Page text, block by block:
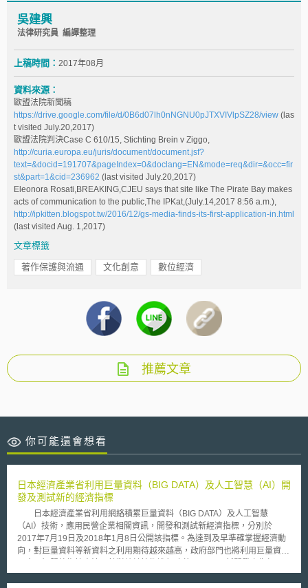
吳建興
法律研究員 編譯整理
上稿時間： 2017年08月
資料來源：
歐盟法院新聞稿
https://drive.google.com/file/d/0B6d07lh0nNGNU0pJTXVIVlpSZ28/view (las
t visited July.20,2017)
歐盟法院判決Case C 610/15, Stichting Brein v Ziggo,
http://curia.europa.eu/juris/document/document.jsf?
text=&docid=191707&pageIndex=0&doclang=EN&mode=req&dir=&occ=fir
st&part=1&cid=236962 (last visited July.20,2017)
Eleonora Rosati,BREAKING,CJEU says that site like The Pirate Bay makes
acts of communication to the public,The IPKat,(July.14,2017 8:56 a.m.),
http://ipkitten.blogspot.tw/2016/12/gs-media-finds-its-first-application-in.html
(last visited Aug. 1,2017)
文章標籤
著作保護與流通 文化創意 數位經濟
推薦文章
你可能還會想看
日本經濟產業省利用巨量資料（BIG DATA）及人工智慧（AI）開
發及測試新的經濟指標
日本經濟產業省利用網絡積累巨量資料（BIG DATA）及人工智慧
（AI）技術，應用民營企業相關資訊，開發和測試新經濟指標，分別於
2017年7月19日及2018年1月8日公開該指標。為達到及早準確掌握經濟動
向，對巨量資料等新資料之利用期待越來越高，政府部門也將利用巨量資料
有：1.SNS×AI商業信心指數（SNS×AI景況感指数）：乃是透過人工智慧抽